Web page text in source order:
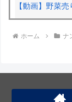
【動画】野菜
おそロシア。
【動画】地震発
ホーム ナ